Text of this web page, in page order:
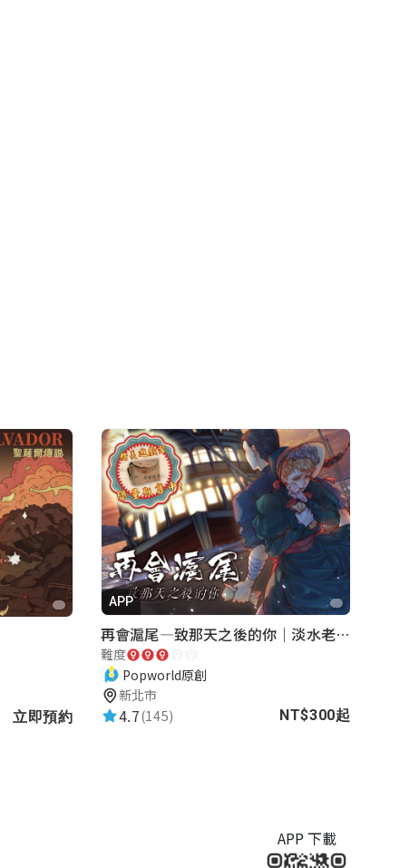
立即預約
APP
再會滬尾—致那天之後的你｜淡水老街實境遊戲｜實體遊戲盒
難度
Popworld原創
新北市
4.7(145) NT$300起
APP 下載